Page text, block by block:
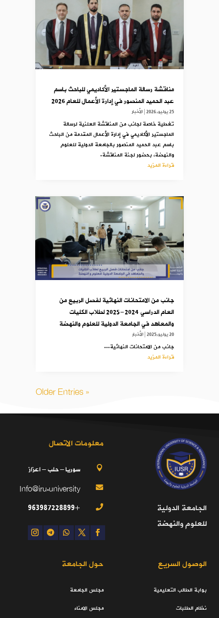
مناقشة رسالة الماجستير الأكاديمي للباحث باسم
عبد الحميد المنصور في إدارة الأعمال للعام 2026
25 يوليو,2026 |الأخبار
تغطية خاصة لجانب من المناقشة العلنية لرسالة
الماجستير الأكاديمي في إدارة الأعمال المقدمة من الباحث
باسم عبد الحميد المنصور بالجامعة الدولية للعلوم
والنهضة، بحضور لجنة المناقشة.
قراءة المزيد
جانب من الامتحانات النهائية لفصل الربيع من
العام الدراسي 2024-2025 لطلاب الكليات
والمعاهد في الجامعة الدولية للعلوم والنهضة
20 يوليو,2025 |الأخبار
جانب من الامتحانات النهائية...
قراءة المزيد
« Older Entries
الجامعة الدولية
للعلوم والنهضة
معلومات الاتصال
 سوريا – حلب – اعزاز

Info@iru.university

+963987228899
الوصول السريع
بوابة الطالب التعليمية
نظام الطلبات
حول الجامعة
مجلس الجامعة
مجلس الامناء